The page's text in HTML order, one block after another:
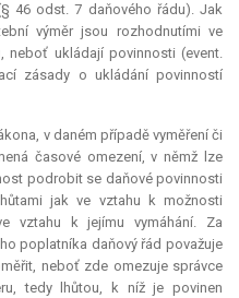
46 odst. 7 daňového řádu). Jak
výměr jsou rozhodnutími ve
neboť ukládají povinnosti (event.
zásady o ukládání povinností
v daném případě vyměření či
časové omezení, v němž lze
podrobit se daňové povinnosti
jak ve vztahu k možnosti
vztahu k jejímu vymáhání. Za
poplatníka daňový řád považuje
neboť zde omezuje správce
tedy lhůtou, k níž je povinen